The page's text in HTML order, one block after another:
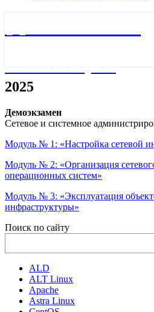
2025
2025
Демоэкзамен
Сетевое и системное
Модуль № 1: «Настройка сетевой
Модуль № 2: «Организация
операционных систем»
Модуль № 3: «Эксплуатация
инфраструктуры»
Поиск по сайту
ALD
ALT Linux
Apache
Astra Linux